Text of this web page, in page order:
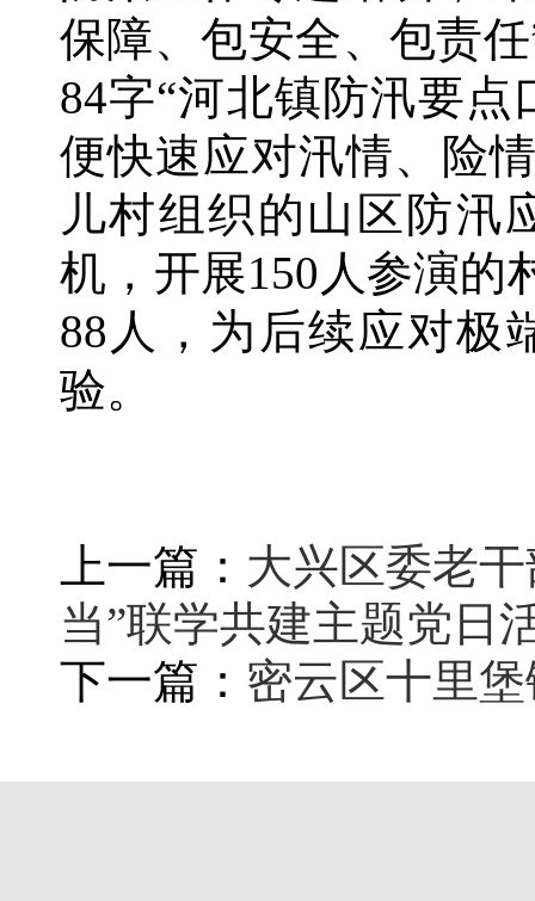
保障、包安全、包责
84字“河北镇防汛要
便快速应对汛情、险
儿村组织的山区防汛
机，开展150人参演的
88人，为后续应对极
验。
上一篇： 大兴区委老
当”联学共建主题党日
下一篇： 密云区十里